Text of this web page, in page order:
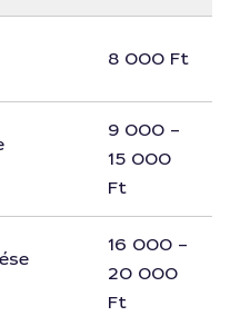
8 000 Ft
9 000 –
15 000
Ft
16 000 –
20 000
Ft